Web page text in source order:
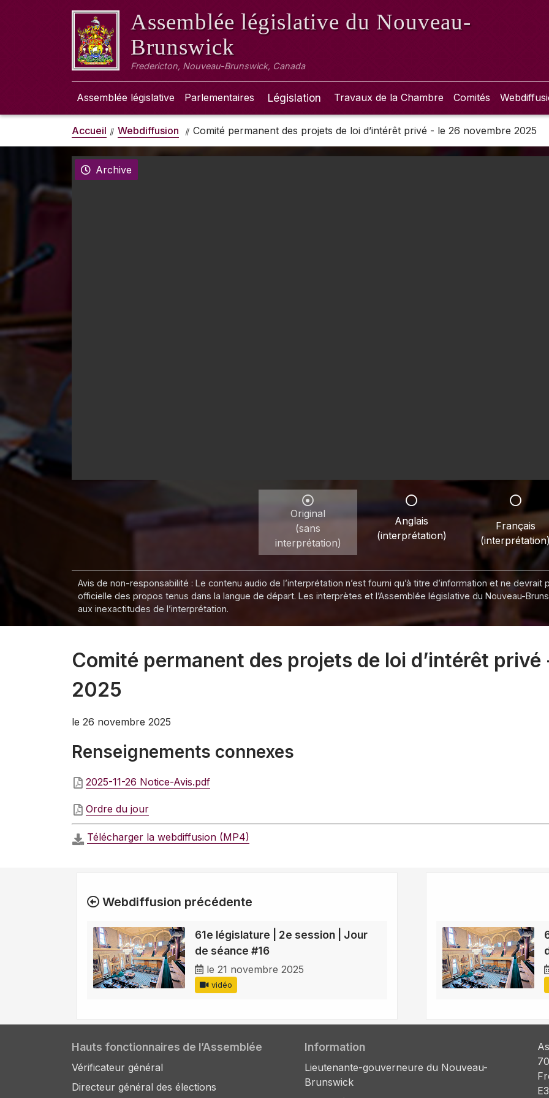
Assemblée législative du Nouveau-
Brunswick
Fredericton, Nouveau-Brunswick, Canada
Assemblée législative Parlementaires Législation Travaux de la Chambre Comités
Accueil Webdiffusion Comité permanent des projets de loi d’intérêt privé - le 26 novembre 2025
Archive
Original
(sans
interprétation)
Anglais
(interprétation)
Français
Avis de non-responsabilité : Le contenu audio de l’interprétation n’est fourni qu’à titre d’information et ne
officielle des propos tenus dans la langue de départ. Les interprètes et l’Assemblée législative du Nouveau-
aux inexactitudes de l’interprétation.
Comité permanent des projets de loi d’intérêt
2025
le 26 novembre 2025
Renseignements connexes
2025-11-26 Notice-Avis.pdf
Ordre du jour
Télécharger la webdiffusion (MP4)
Webdiffusion précédente
61e législature | 2e session | Jour
de séance #16
le 21 novembre 2025
vidéo
Hauts fonctionnaires de l’Assemblée
Vérificateur général
Directeur général des élections
Information
Lieutenante-gouverneure du Nouveau-
Brunswick